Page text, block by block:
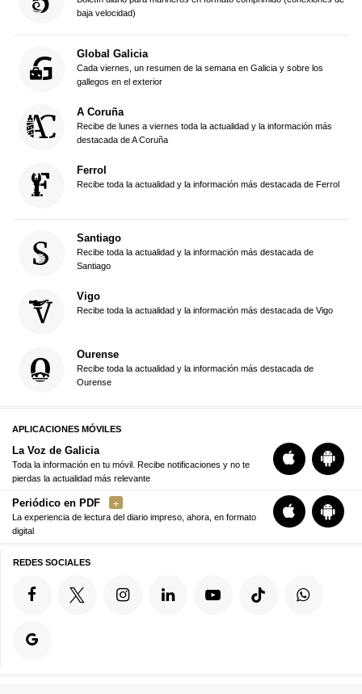
baja velocidad)
Global Galicia
Cada viernes, un resumen de la semana en Galicia y sobre los
gallegos en el exterior
A Coruña
Recibe de lunes a viernes toda la actualidad y la información más
destacada de A Coruña
Ferrol
Recibe toda la actualidad y la información más destacada de Ferrol
Santiago
Recibe toda la actualidad y la información más destacada de
Santiago
Vigo
Recibe toda la actualidad y la información más destacada de Vigo
Ourense
Recibe toda la actualidad y la información más destacada de
Ourense
APLICACIONES MÓVILES
La Voz de Galicia
Toda la información en tu móvil. Recibe notificaciones y no te
pierdas la actualidad más relevante
Periódico en PDF
La experiencia de lectura del diario impreso, ahora, en formato
digital
REDES SOCIALES